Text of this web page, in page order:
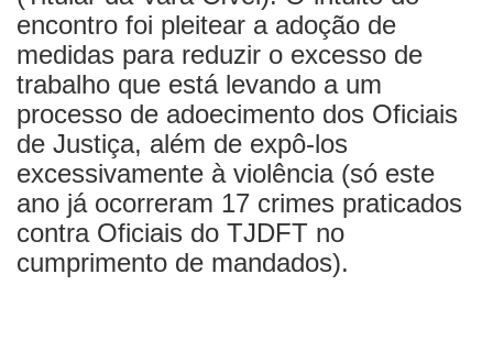
encontro foi pleitear a adoção de
medidas para reduzir o excesso de
trabalho que está levando a um
processo de adoecimento dos Oficiais
de Justiça, além de expô-los
excessivamente à violência (só este
ano já ocorreram 17 crimes praticados
contra Oficiais do TJDFT no
cumprimento de mandados).